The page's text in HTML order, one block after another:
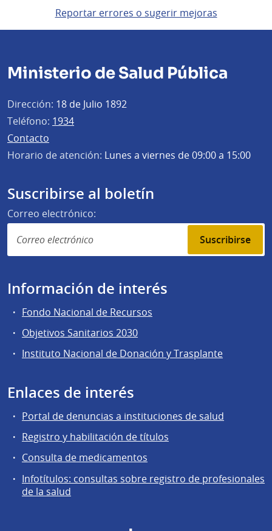
Reportar errores o sugerir mejoras
Ministerio de Salud Pública
Dirección: 18 de Julio 1892
Teléfono: 1934
Contacto
Horario de atención: Lunes a viernes de 09:00 a 15:00
Suscribirse al boletín
Correo electrónico:
Suscribirse
Información de interés
Fondo Nacional de Recursos
Objetivos Sanitarios 2030
Instituto Nacional de Donación y Trasplante
Enlaces de interés
Portal de denuncias a instituciones de salud
Registro y habilitación de títulos
Consulta de medicamentos
Infotítulos: consultas sobre registro de profesionales
de la salud